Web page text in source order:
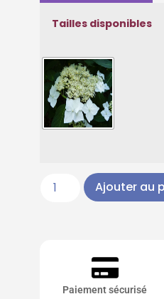
Tailles disponibles
Ajouter au
Paiement sécurisé